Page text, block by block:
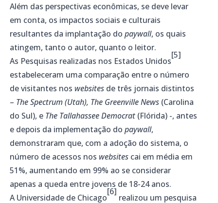
Além das perspectivas econômicas, se deve levar
em conta, os impactos sociais e culturais
resultantes da implantação do paywall, os quais
atingem, tanto o autor, quanto o leitor.
As Pesquisas realizadas nos Estados Unidos
[5]
estabeleceram uma comparação entre o número
de visitantes nos websites de três jornais distintos
– The Spectrum (Utah), The Greenville News (Carolina
do Sul), e The Tallahassee Democrat (Flórida) -, antes
e depois da implementação do paywall,
demonstraram que, com a adoção do sistema, o
número de acessos nos websites cai em média em
51%, aumentando em 99% ao se considerar
apenas a queda entre jovens de 18-24 anos.
A Universidade de Chicago
[6]
realizou um pesquisa